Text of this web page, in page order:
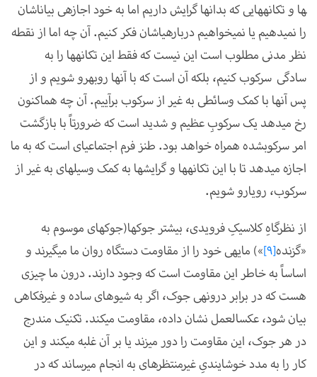
ها و تکانه­هایی که بدان­ها گرایش داریم اما به خود اجازه­ی بیان­اشان
را نمی­دهیم یا نمی­خواهیم درباره­ی­اشان فکر کنیم. آن چه اما از نقطه
نظر مدنی مطلوب است این نیست که فقط این تکانه­ها را به
سادگی سرکوب کنیم، بلکه آن است که با آن­ها روبه­رو شویم و از
پس آن­ها با کمک وسائطی به غیر از سرکوب برآییم. آن چه هم­اکنون
رخ می­دهد یک سرکوبِ عظیم و شدید است که ضرورتاً با بازگشت
امر سرکوب­شده همراه خواهد بود. طنز فرم اجتماعی­ای است که به ما
اجازه می­دهد تا با این تکانه­ها و گرایش­ها به کمک وسیله­ای به غیر از
سرکوب، رویارو شویم.
از نظرگاهِ کلاسیکِ فرویدی، بیش­تر جوک­ها(جوک­های موسوم به
«گزنده[9]») مایه­ی خود را از مقاومت دستگاه روان ما می­گیرند و
اساساً به خاطر این مقاومت است که وجود دارند. درون ما چیزی
هست که در برابر درونه­ی جوک، اگر به شیوه­ای ساده و غیرفکاهی
بیان شود، عکس­العمل نشان داده، مقاومت می­کند. تکنیک مندرج
در هر جوک، این مقاومت را دور می­زند یا بر آن غلبه می­کند و این
کار را به مدد خوشایندیِ غیرمنتظره­ای به انجام می­رساند که در